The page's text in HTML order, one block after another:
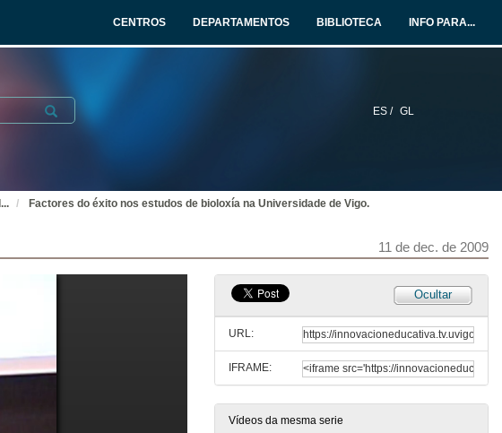
CENTROS DEPARTAMENTOS BIBLIOTECA INFO PARA...
ES / GL
Submit
... Factores do éxito nos estudos de bioloxía na Universidade de Vigo.
11 de dec. de 2009
Ocultar
URL:
IFRAME:
Vídeos da mesma serie
Materias multidisciplinares no EEES.
11 de dec. de 2009
Unha experiencia de análise do significado e aplicación de competencias científicas.
Quenda de preguntas
11 de dec. de 2009